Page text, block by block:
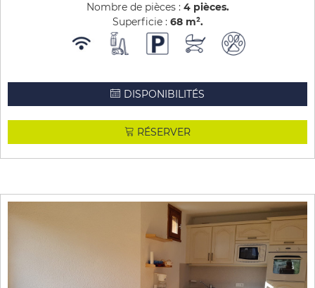
Nombre de pièces : 4 pièces
Superficie : 68 m²
DISPONIBILITÉS
RÉSERVER